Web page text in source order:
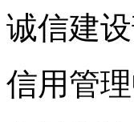
诚信建
信用管